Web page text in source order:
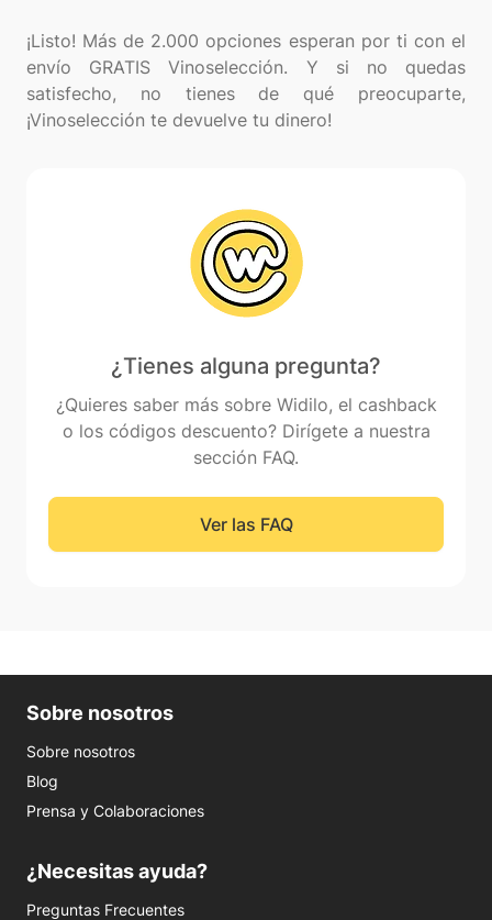
¡Listo! Más de 2.000 opciones esperan por ti con el
envío GRATIS Vinoselección. Y si no quedas
satisfecho, no tienes de qué preocuparte,
¿Tienes alguna pregunta?
¿Quieres saber más sobre Widilo, el cashback
o los códigos descuento? Dirígete a nuestra
sección FAQ.
Ver las FAQ
Sobre nosotros
Sobre nosotros
Blog
Prensa y Colaboraciones
¿Necesitas ayuda?
Preguntas Frecuentes